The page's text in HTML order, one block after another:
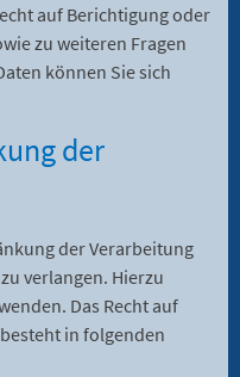
auf Berichtigung oder
zu weiteren Fragen
können Sie sich
der
der Verarbeitung
verlangen. Hierzu
Das Recht auf
in folgenden